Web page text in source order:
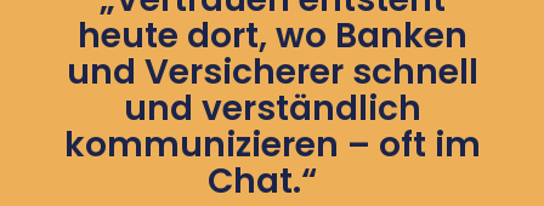
heute dort, wo Banken
und Versicherer schnell
und verständlich
kommunizieren – oft im
Chat.“